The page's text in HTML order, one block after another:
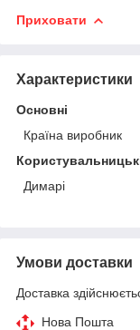
Приховати
Характеристики
Основні
Країна виробник
Димарі
Умови доставки
Доставка
Нова Пошта